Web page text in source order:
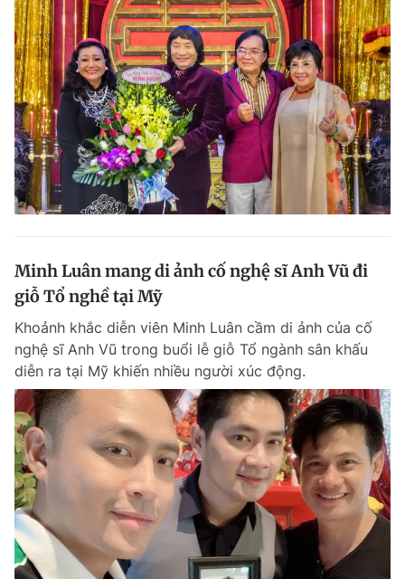
Minh Luân mang di ảnh cố nghệ sĩ Anh Vũ đi
giỗ Tổ nghề tại Mỹ
Khoảnh khắc diễn viên Minh Luân cầm di ảnh của cố
nghệ sĩ Anh Vũ trong buổi lễ giỗ Tổ ngành sân khấu
diễn ra tại Mỹ khiến nhiều người xúc động.